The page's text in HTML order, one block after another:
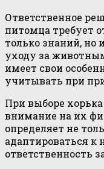
Ответственное
питомца требует
только знаний, но
уходу за
имеет свои
учитывать при
При выборе
внимание на их
определяет не
адаптироваться
ответственность